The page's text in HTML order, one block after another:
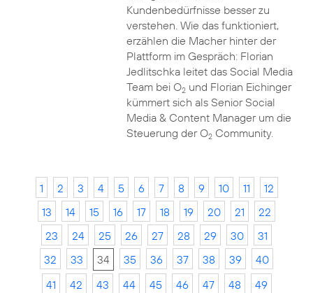
Kundenbedürfnisse besser zu
verstehen. Wie das funktioniert,
erzählen die Macher hinter der
Plattform im Gespräch: Florian
Jedlitschka leitet das Social Media
Team bei O2und Florian Eichinger
kümmert sich als Senior Social
Media & Content Manager um die
Steuerung der O2Community.
1 2 3 4 5 6 7 8 9 10 11
12
13
14 15 16 17 18 19 20 21
22
23
24 25 26 27 28 29 30
31
32
33 34 35 36 37 38 39
40
41
42 43 44 45 46 47 48
49